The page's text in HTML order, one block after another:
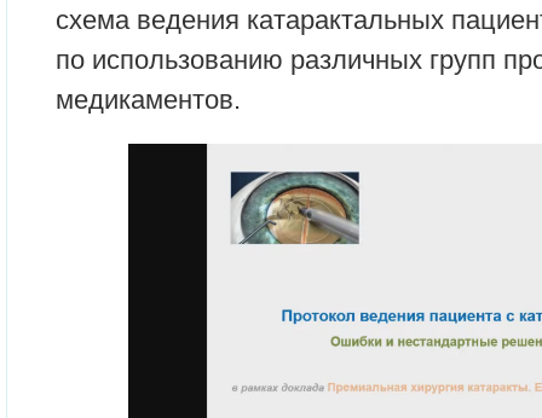
схема ведения катарактальных
по использованию различных групп
медикаментов.